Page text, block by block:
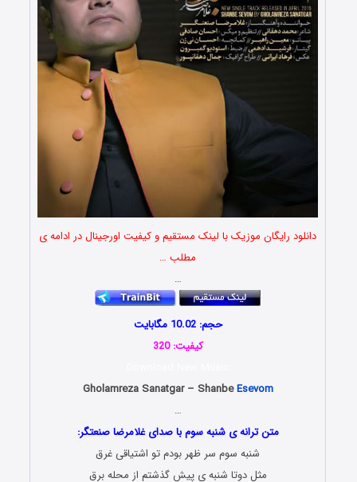
دانلود رایگان موزیک با لینک مستقیم و کیفیت اورجینال در ادامه ی
مطلب …
…
حجم: 10.02 مگابایت
کیفیت: 320
Gholamreza Sanatgar – ShanbeEsevom
…
متن ترانه ی شنبه سوم با صدای غلامرضا صنعتگر:
شنبه سوم سر ظهر بودم تو اشتیاقی غرق
مثل دوتا شنبه ی پیش گذشتم از محله برق